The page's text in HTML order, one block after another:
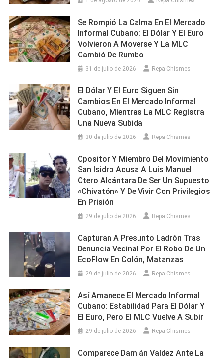
Se Rompió La Calma En El Mercado
Informal Cubano: El Dólar Y El Euro
Volvieron A Moverse Y La MLC
Cambió De Rumbo
31 de julio de 2026 Repa Chismes
El Dólar Y El Euro Siguen Sin
Cambios En El Mercado Informal
Cubano, Mientras La MLC Registra
Una Nueva Subida
30 de julio de 2026 Repa Chismes
Opositor Y Miembro Del Movimiento
San Isidro Acusa A Luis Manuel
Otero Alcántara De Ser Un Supuesto
«chivatón» Y De Vivir Con Privilegios
En Prisión
29 de julio de 2026 Repa Chismes
Capturan A Presunto Ladrón Tras
Denuncia Vecinal Por El Robo De Un
EcoFlow En Colón, Matanzas
29 de julio de 2026 Repa Chismes
Así Amanece El Mercado Informal
Cubano: Estabilidad Para El Dólar Y
El Euro, Pero El MLC Vuelve A Subir
29 de julio de 2026 Repa Chismes
Comparece Damián Valdez Ante La